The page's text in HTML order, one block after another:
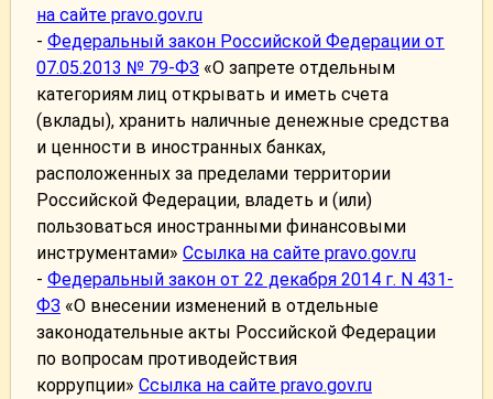
на сайте pravo.gov.ru
- Федеральный закон Российской Федерации от
07.05.2013 № 79-ФЗ «О запрете отдельным
категориям лиц открывать и иметь счета
(вклады), хранить наличные денежные средства
и ценности в иностранных банках,
расположенных за пределами территории
Российской Федерации, владеть и (или)
пользоваться иностранными финансовыми
инструментами» Ссылка на сайте pravo.gov.ru
- Федеральный закон от 22 декабря 2014 г. N 431-
ФЗ «О внесении изменений в отдельные
законодательные акты Российской Федерации
по вопросам противодействия
коррупции» Ссылка на сайте pravo.gov.ru